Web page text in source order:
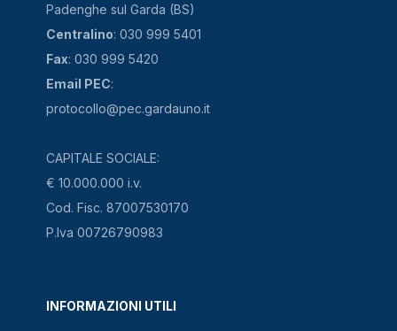
Padenghe sul Garda (BS)
Centralino: 030 999 5401
Fax: 030 999 5420
Email PEC:
protocollo@pec.gardauno.it
CAPITALE SOCIALE:
€ 10.000.000 i.v.
Cod. Fisc. 87007530170
P.Iva 00726790983
INFORMAZIONI UTILI